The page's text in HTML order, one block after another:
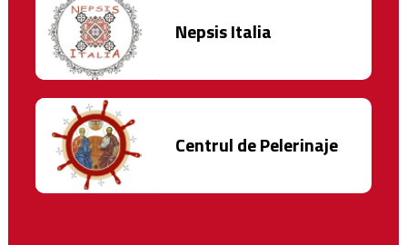
Nepsis Italia
Centrul de Pelerinaje